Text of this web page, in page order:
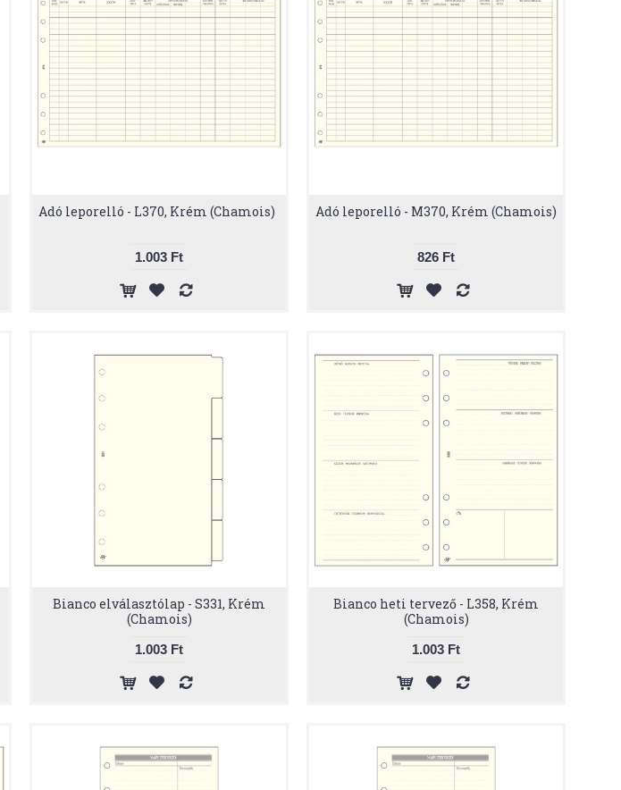
Adó leporelló - L370, Krém (Chamois)
1.003 Ft
Adó leporelló - M370, Krém (Chamois)
826 Ft
Bianco elválasztólap - S331, Krém
(Chamois)
1.003 Ft
Bianco heti tervező - L358, Krém
(Chamois)
1.003 Ft